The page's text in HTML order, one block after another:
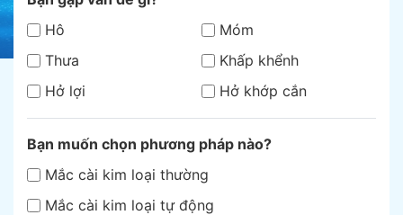
Hô
Móm
Thưa
Khấp khểnh
Hở lợi
Hở khớp cắn
Bạn muốn chọn phương pháp nào?
Mắc cài kim loại thường
Mắc cài kim loại tự động